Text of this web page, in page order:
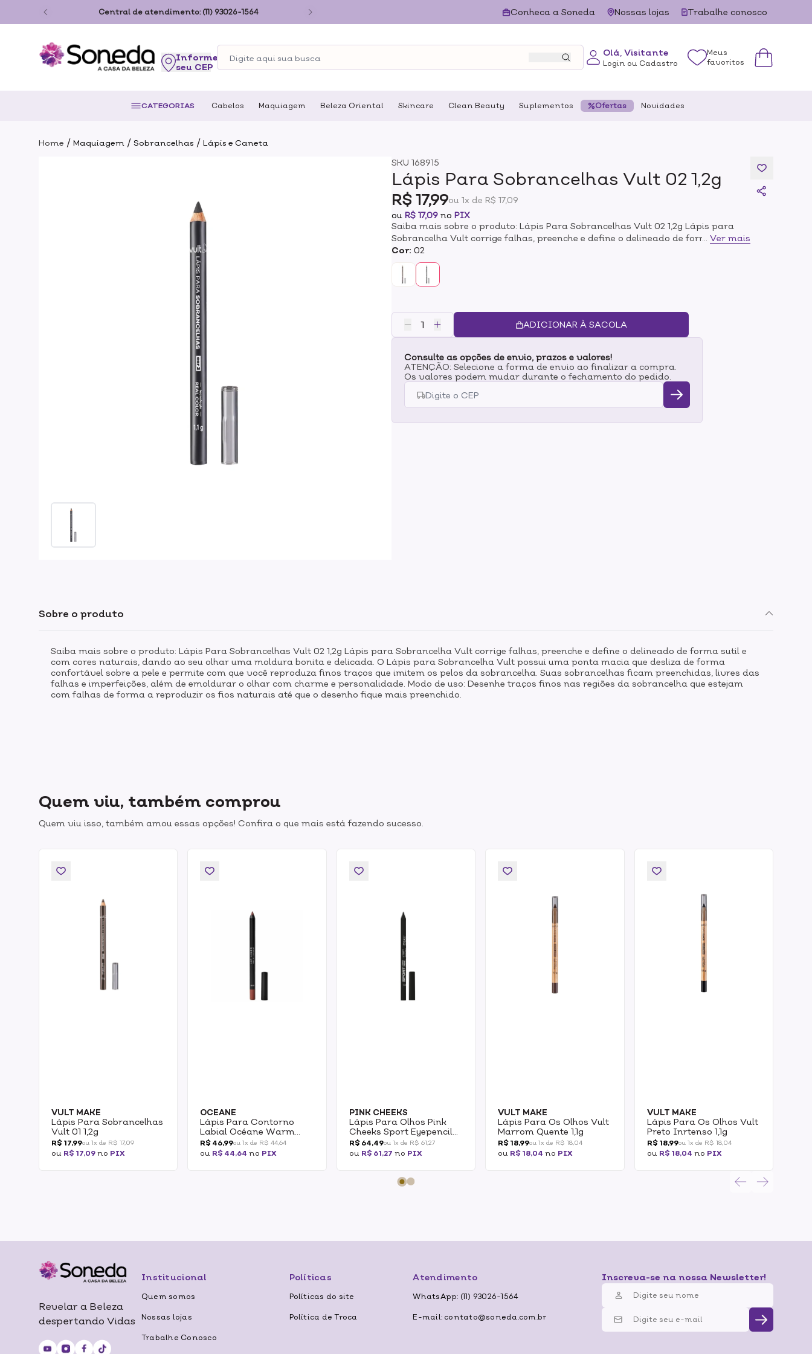
Central de atendimento: (11) 93026-1564 Conheca a Soneda Nossas lojas Trabalhe conosco
seu CEP
Olá, Visitante
Login ou Cadastro
Meus
favoritos
CATEGORIAS Cabelos Maquiagem Beleza Oriental Skincare Clean Beauty Suplementos Ofertas Novidades
Home / Maquiagem / Sobrancelhas / Lápis e Caneta
SKU168915
Lápis Para Sobrancelhas Vult 02 1,2g
R$ 17,99ou 1x de R$ 17,09
ouR$ 17,09 noPIX
Saiba mais sobre o produto: Lápis Para Sobrancelhas Vult 02 1,2g Lápis para
Sobrancelha Vult corrige falhas, preenche e define o delineado de forma sutil e
com cores naturais, dando ao seu olhar uma moldura bonita e
delicada. O Lápis para Sobrancelha Vult possui uma ponta macia que desliza
traços que imitem os pelos da sobrancelha. Suas sobrancelhas ficam
charme e personalidade. Modo de uso: Desenhe traços finos nas regiões da
sobrancelha que estejam com falhas de forma a reproduzir os fios naturais até
que o desenho fique mais preenchido.
Ver mais
Cor:02
ADICIONAR À SACOLA
Consulte as opções de envio, prazos e valores!
ATENÇÃO: Selecione a forma de envio ao finalizar a compra.
Os valores podem mudar durante o fechamento do pedido.
Sobre o produto
Saiba mais sobre o produto: Lápis Para Sobrancelhas Vult 02 1,2g Lápis para Sobrancelha Vult corrige falhas, preenche e define o delineado de forma sutil e
com cores naturais, dando ao seu olhar uma moldura bonita e delicada. O Lápis para Sobrancelha Vult possui uma ponta macia que desliza de forma
confortável sobre a pele e permite com que você reproduza finos traços que imitem os pelos da sobrancelha. Suas sobrancelhas ficam preenchidas, livres das
falhas e imperfeições, além de emoldurar o olhar com charme e personalidade. Modo de uso: Desenhe traços finos nas regiões da sobrancelha que estejam
com falhas de forma a reproduzir os fios naturais até que o desenho fique mais preenchido.
Quem viu, também comprou
Quem viu isso, também amou essas opções! Confira o que mais está fazendo sucesso.
VULT MAKE
Lápis Para Sobrancelhas
Vult 01 1,2g
R$ 17,99ou 1x de R$ 17,09
ou R$ 17,09 no PIX
OCEANE
Lápis Para Contorno
Labial Océane Warm
Caramel 1,2g
R$ 46,99ou 1x de R$ 44,64
ou R$ 44,64 no PIX
PINK CHEEKS
Lápis Para Olhos Pink
Cheeks Sport Eyepencil
Preto 1,2g
R$ 64,49ou 1x de R$ 61,27
ou R$ 61,27 no PIX
VULT MAKE
Lápis Para Os Olhos Vult
Marrom Quente 1,1g
R$ 18,99ou 1x de R$ 18,04
ou R$ 18,04 no PIX
VULT MAKE
Lápis Para Os Olhos Vult
Preto Inrtenso 1,1g
R$ 18,99ou 1x de R$ 18,04
ou R$ 18,04 no PIX
Revelar a Beleza
despertando Vidas
Institucional
Quem somos
Nossas lojas
Trabalhe Conosco
Políticas
Políticas do site
Política de Troca
Atendimento
WhatsApp: (11) 93026-1564
E-mail: contato@soneda.com.br
Inscreva-se na nossa Newsletter!